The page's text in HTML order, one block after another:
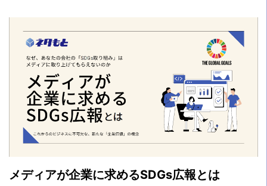
メディアが企業に求めるSDGs広報とは